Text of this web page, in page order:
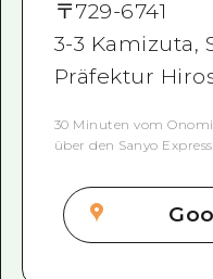
〒729-6741
3-3 Kamizuta,
Präfektur
30 Minuten vom
über den Sanyo